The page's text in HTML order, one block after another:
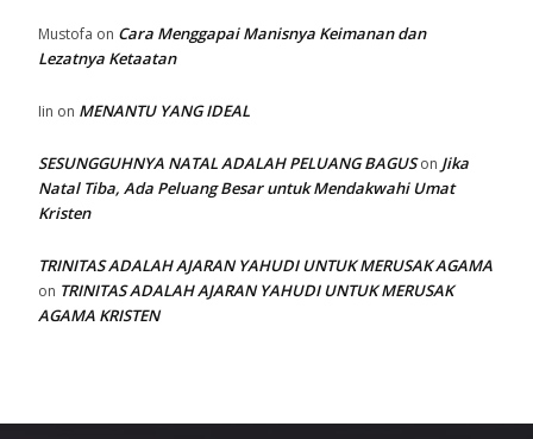
Mustofa on Cara Menggapai Manisnya Keimanan dan
Lezatnya Ketaatan
Iin on MENANTU YANG IDEAL
SESUNGGUHNYA NATAL ADALAH PELUANG BAGUSon Jika
Natal Tiba, Ada Peluang Besar untuk Mendakwahi Umat
Kristen
TRINITAS ADALAH AJARAN YAHUDI UNTUK MERUSAK AGAMA
on TRINITAS ADALAH AJARAN YAHUDI UNTUK MERUSAK
AGAMA KRISTEN